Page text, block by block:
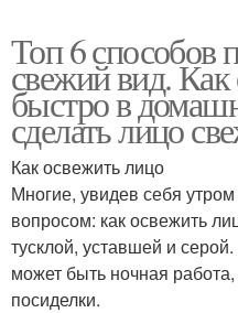
Топ 6 способов
свежий вид.
быстро в
сделать лицо
Как освежить лицо
Многие, увидев себя
вопросом: как освежить
тусклой, уставшей и
может быть ночная
посиделки.